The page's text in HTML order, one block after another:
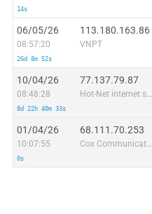
14s
06/05/26
08:57:20
26d 8m 52s
113.180.163.86
VNPT
10/04/26
08:48:28
8d 22h 40m 33s
77.137.79.87
Hot-Net internet services Ltd.
01/04/26
10:07:55
0s
68.111.70.253
Cox Communications Inc.